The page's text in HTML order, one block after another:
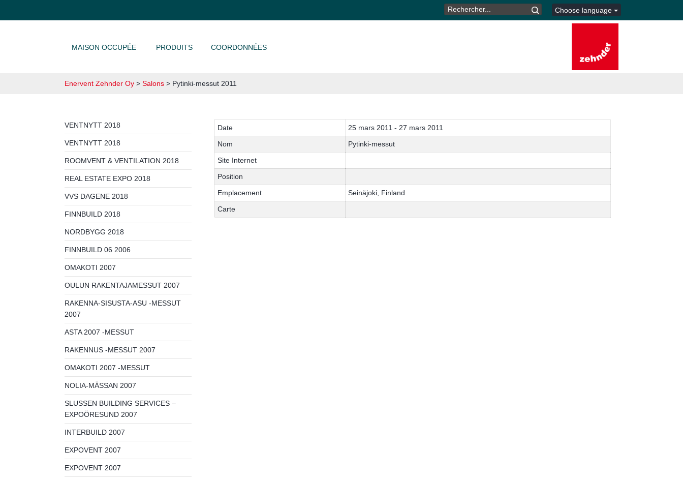
RECHERCHER : Choose language
MAISON OCCUPÉE PRODUITS COORDONNÉES
Enervent Zehnder Oy > Salons > Pytinki-messut 2011
VENTNYTT 2018
VENTNYTT 2018
ROOMVENT & VENTILATION 2018
REAL ESTATE EXPO 2018
VVS DAGENE 2018
FINNBUILD 2018
NORDBYGG 2018
FINNBUILD 06 2006
OMAKOTI 2007
OULUN RAKENTAJAMESSUT 2007
RAKENNA-SISUSTA-ASU -MESSUT
2007
ASTA 2007 -MESSUT
RAKENNUS -MESSUT 2007
OMAKOTI 2007 -MESSUT
NOLIA-MÄSSAN 2007
SLUSSEN BUILDING SERVICES –
EXPOÖRESUND 2007
INTERBUILD 2007
EXPOVENT 2007
EXPOVENT 2007
Date
25 mars 2011 - 27 mars 2011
Nom
Pytinki-messut
Site Internet
Position
Emplacement
Seinäjoki, Finland
Carte